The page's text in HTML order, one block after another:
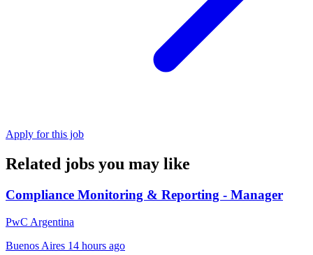
Apply for this job
Related jobs you may like
Compliance Monitoring & Reporting - Manager
PwC Argentina
Buenos Aires 14 hours ago